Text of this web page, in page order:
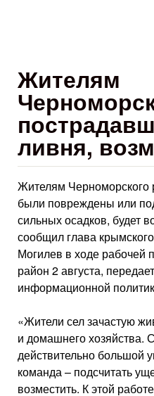
Жителям
ливня,
Жителям Черноморского
были повреждены или
сильных осадков, будет
сообщил глава
Могилев в ходе рабочей
район 2 августа,
информационной
«Жители сел зачастую
и домашнего хозяйства.
действительно большой
команда – подсчитать
возместить. К этой